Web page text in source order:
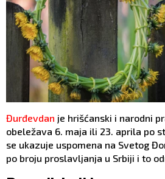
Đurđevdan je hrišćanski i narodni
obeležava 6. maja ili 23. aprila po
se ukazuje uspomena na Svetog
po broju proslavljanja u Srbiji i to